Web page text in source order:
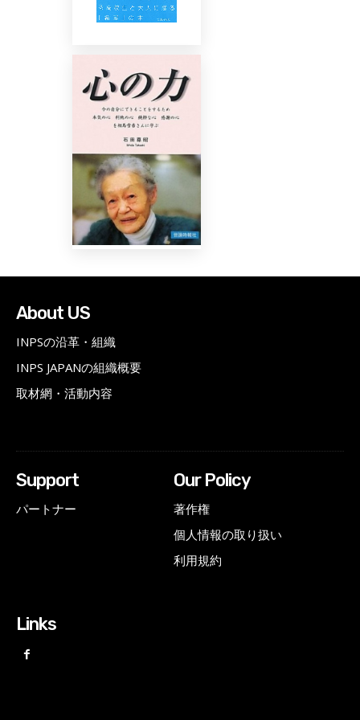
About US
INPSの沿革・組織
INPS JAPANの組織概要
取材網・活動内容
Support
パートナー
Our Policy
著作権
個人情報の取り扱い
利用規約
Links